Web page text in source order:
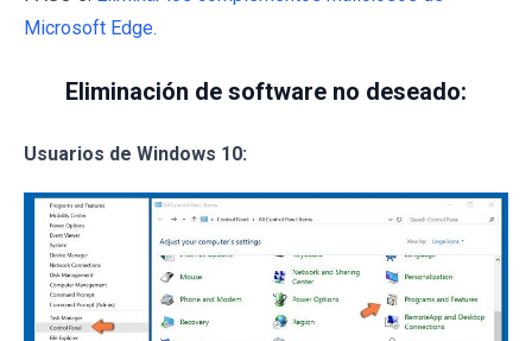
Microsoft Edge.
Eliminación de software no deseado:
Usuarios de Windows 10: